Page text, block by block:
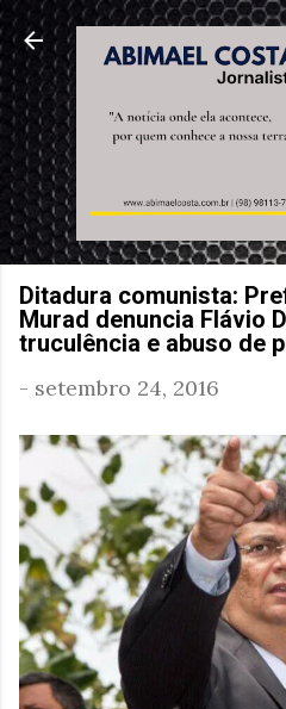
Pular para o
Ditadura comunista:
Murad denuncia Flávio
truculência e abuso de
- setembro 24, 2016